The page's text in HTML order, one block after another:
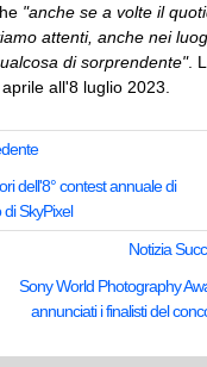
"anche se a volte il
attenti, anche nei
di sorprendente".
all'8 luglio 2023.
dell'8° contest annuale di
SkyPixel
Notizia
Sony World Photography
annunciati i finalisti del